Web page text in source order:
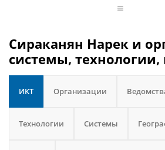
Сираканян Нарек и
системы, технологии,
ИКТ Организации
Технологии Системы